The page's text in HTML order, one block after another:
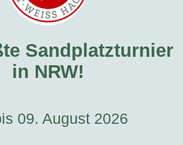
Sandplatzturnier
in NRW!
09. August 2026